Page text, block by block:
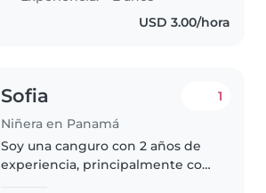
bebés y niños pequeños.
Aunque no tengo certificación
USD 3.00/hora
Sofia
Niñera en Panamá
1
Soy una canguro con 2 años de
experiencia, principalmente con